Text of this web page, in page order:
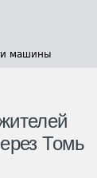
машины
Томь